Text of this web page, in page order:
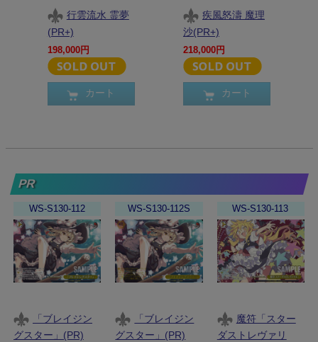
行雲流水 霊夢
(PR+)
198,000円
カート
疾風怒濤 魔理
沙(PR+)
218,000円
カート
PR
WS-S130-112
「ブレイジン
グスター」(PR)
WS-S130-112S
「ブレイジン
グスター」(PR)
WS-S130-113
魔符「スター
ダストレヴァリ